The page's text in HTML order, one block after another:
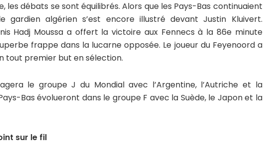
les débats se sont équilibrés. Alors que les Pays-Bas continuaient
gardien algérien s’est encore illustré devant Justin Kluivert.
Hadj Moussa a offert la victoire aux Fennecs à la 86e minute
frappe dans la lucarne opposée. Le joueur du Feyenoord a
tout premier but en sélection.
le groupe J du Mondial avec l’Argentine, l’Autriche et la
Bas évolueront dans le groupe F avec la Suède, le Japon et la
sur le fil